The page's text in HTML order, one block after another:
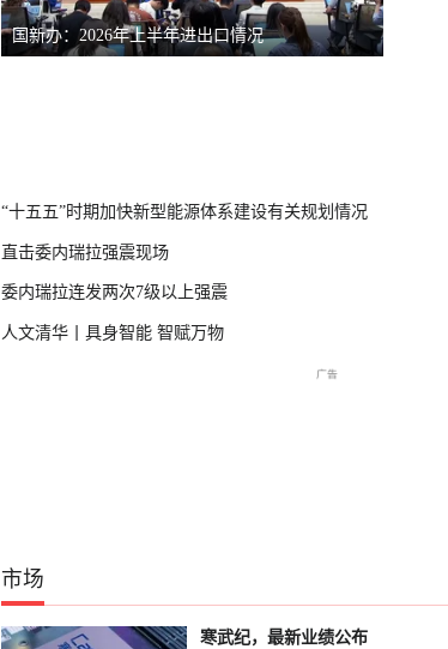
国新办：2026年上半年进出口情况
“十五五”时期加快新型能源体系建设有关规划情况
直击委内瑞拉强震现场
委内瑞拉连发两次7级以上强震
人文清华丨具身智能 智赋万物
市场
寒武纪，最新业绩公布